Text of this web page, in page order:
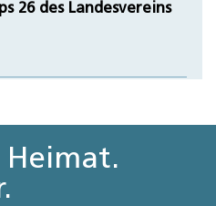
26 des Landesvereins